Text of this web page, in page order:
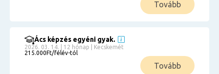
Tovább
Ács képzés egyéni gyak.
2026. 03. 14. | 12 hónap | Kecskemét
215.000Ft/félév-tól
Tovább